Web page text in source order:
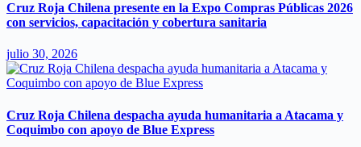
Cruz Roja Chilena presente en la Expo Compras Públicas 2026
con servicios, capacitación y cobertura sanitaria
julio 30, 2026
Cruz Roja Chilena despacha ayuda humanitaria a Atacama y
Coquimbo con apoyo de Blue Express